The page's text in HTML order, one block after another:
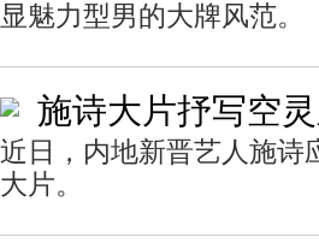
显魅力型男的大牌风范。
施诗大片抒写空
近日，内地新晋艺人施诗
大片。